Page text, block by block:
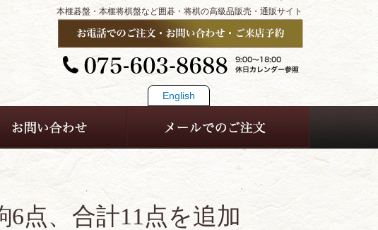
本榧碁盤・本榧将棋盤など囲碁・将棋の高級品販売・通販サイト
English
点、合計11点を追加